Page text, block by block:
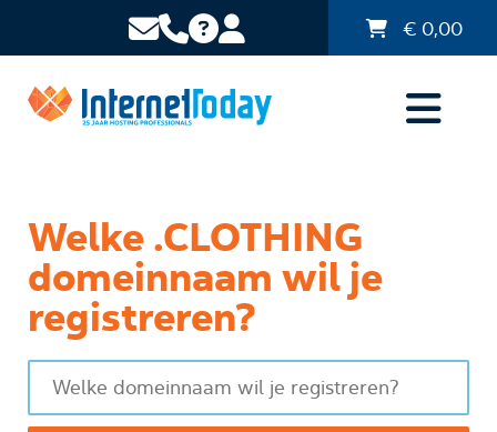
€ 0,00
Welke .CLOTHING
domeinnaam wil je
registreren?